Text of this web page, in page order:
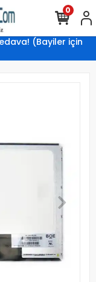
(Bayiler için
0